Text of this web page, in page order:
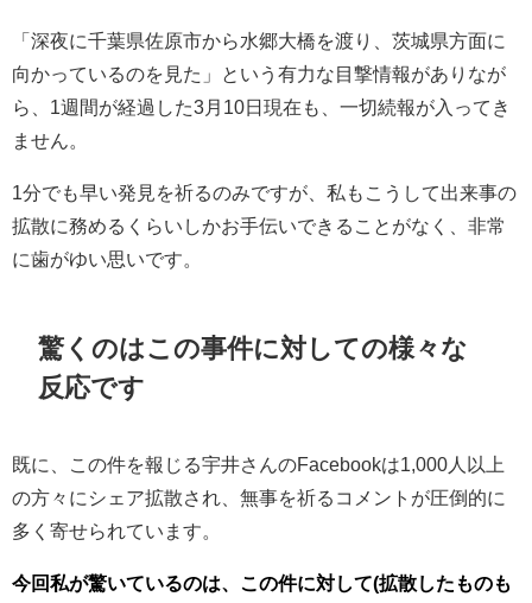
「深夜に千葉県佐原市から水郷大橋を渡り、茨城県方面に
向かっているのを見た」という有力な目撃情報がありなが
ら、1週間が経過した3月10日現在 も、一切続報が入ってき
ません。
1分でも早い発見を祈るのみですが、私もこうして出来事の
拡散に務めるくらいしかお手伝いできることがなく、非常
に歯がゆい思いです。
驚くのはこの事件に対しての様々な
反応です
既に、この件を報じる宇井さんのFacebookは1,000人以上
の方々にシェア拡散され、無事を祈るコメントが圧倒的に
多く寄せられています。
今回私が驚いているのは、この件に対して(拡散したものも